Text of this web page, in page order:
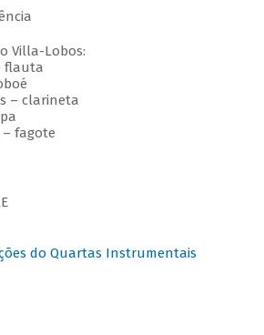
Villa-Lobos:
flauta
– clarineta
fagote
do Quartas Instrumentais